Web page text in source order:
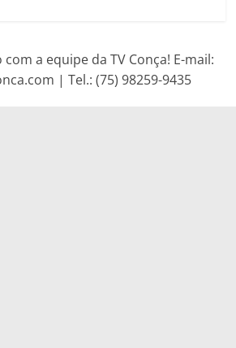
a equipe da TV Conça! E-mail:
| Tel.: (75) 98259-9435